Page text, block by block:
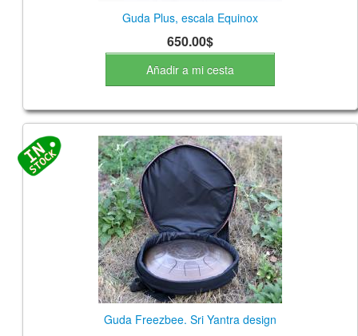
Guda Plus, escala Equinox
650.00$
Añadir a mi cesta
Guda Freezbee. Sri Yantra design